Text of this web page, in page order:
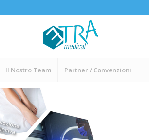
Il Nostro Team Partner / Convenzioni